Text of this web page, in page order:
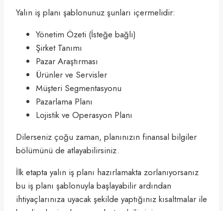
Yalın iş planı şablonunuz şunları içermelidir:
Yönetim Özeti (İsteğe bağlı)
Şirket Tanımı
Pazar Araştırması
Ürünler ve Servisler
Müşteri Segmentasyonu
Pazarlama Planı
Lojistik ve Operasyon Planı
Dilerseniz çoğu zaman, planınızın finansal bilgiler
bölümünü de atlayabilirsiniz.
İlk etapta yalın iş planı hazırlamakta zorlanıyorsanız
bu iş planı şablonuyla başlayabilir ardından
ihtiyaçlarınıza uyacak şekilde yaptığınız kısaltmalar ile